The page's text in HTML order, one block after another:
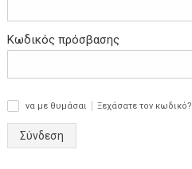
Κωδικός πρόσβασης
να με θυμάσαι Ξεχάσατε τον κωδικό?
Σύνδεση